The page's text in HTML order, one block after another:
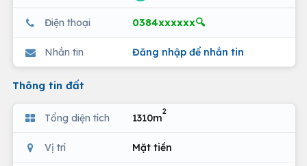
Điện thoại 0384xxxxxx🔍
Nhắn tin Đăng nhập để nhắn tin
Thông tin đất
Tổng diện tích 1310m
2
Vị trí Mặt tiền